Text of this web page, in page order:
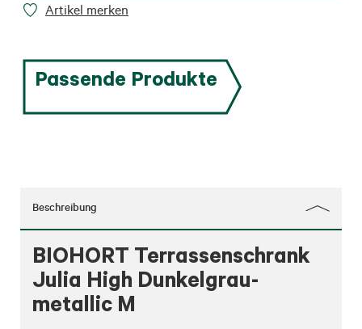
Artikel merken
Passende Produkte
Beschreibung
BIOHORT Terrassenschrank
Julia High Dunkelgrau-
metallic M